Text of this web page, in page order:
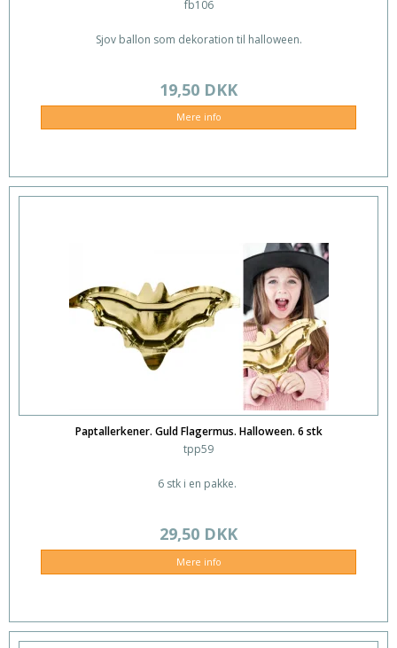
fb106
Sjov ballon som dekoration til halloween.
19,50 DKK
Mere info
Paptallerkener. Guld Flagermus. Halloween. 6 stk
tpp59
6 stk i en pakke.
29,50 DKK
Mere info